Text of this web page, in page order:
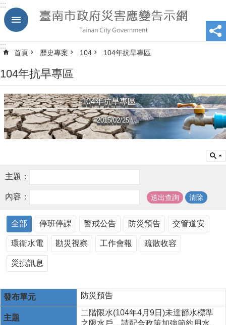
跳到主要內容區塊
:::
:::
首頁 歷史專案 104 104年抗旱專區
104年抗旱專區
104年抗旱專區
2015/02/25
主題：
內容：
全部 停班停課 警戒公告 防災預告 交管道安
環衛水電 勘災視察 工作會報 疏散收容
災損訊息
防災預告
二階限水(104年4月9日)未達節水標準
之限水戶，請配合政策加強節約用水。